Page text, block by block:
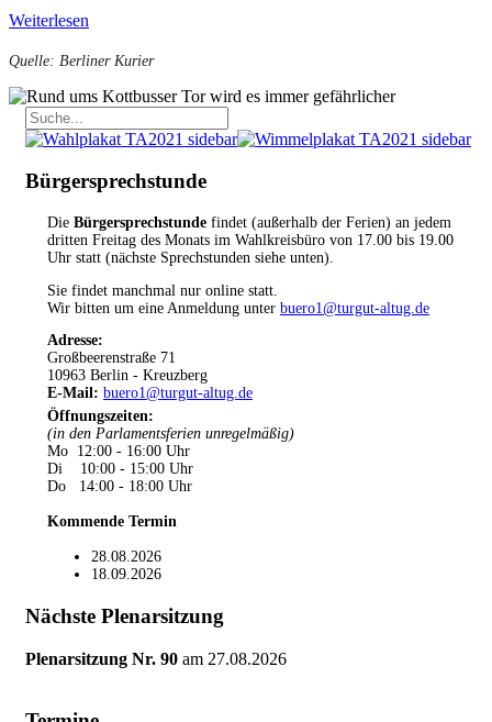
Weiterlesen
Quelle: Berliner Kurier
Bürgersprechstunde
Die Bürgersprechstunde findet (außerhalb der Ferien) an jedem
dritten Freitag des Monats im Wahlkreisbüro von 17.00 bis 19.00
Uhr statt (nächste Sprechstunden siehe unten).
Sie findet manchmal nur online statt.
Wir bitten um eine Anmeldung unter buero1@turgut-altug.de
Adresse:
Großbeerenstraße 71
10963 Berlin - Kreuzberg
E-Mail: buero1@turgut-altug.de
Öffnungszeiten:
(in den Parlamentsferien unregelmäßig)
Mo 12:00 - 16:00 Uhr
Di 10:00 - 15:00 Uhr
Do 14:00 - 18:00 Uhr
Kommende Termin
28.08.2026
18.09.2026
Nächste Plenarsitzung
Plenarsitzung Nr. 90 am 27.08.2026